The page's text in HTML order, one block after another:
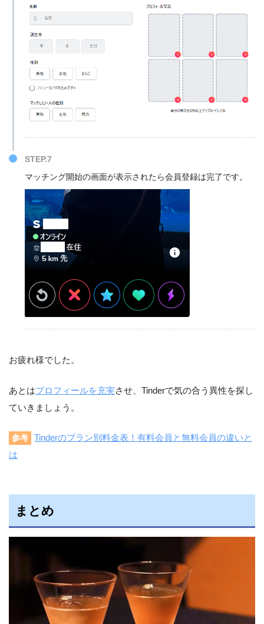
STEP.7
マッチング開始の画面が表示されたら会員登録は完了です。
お疲れ様でした。
あとはプロフィールを充実させ、Tinderで気の合う異性を探し
ていきましょう。
参考
Tinderのプラン別料金表！有料会員と無料会員の違いと
は
まとめ